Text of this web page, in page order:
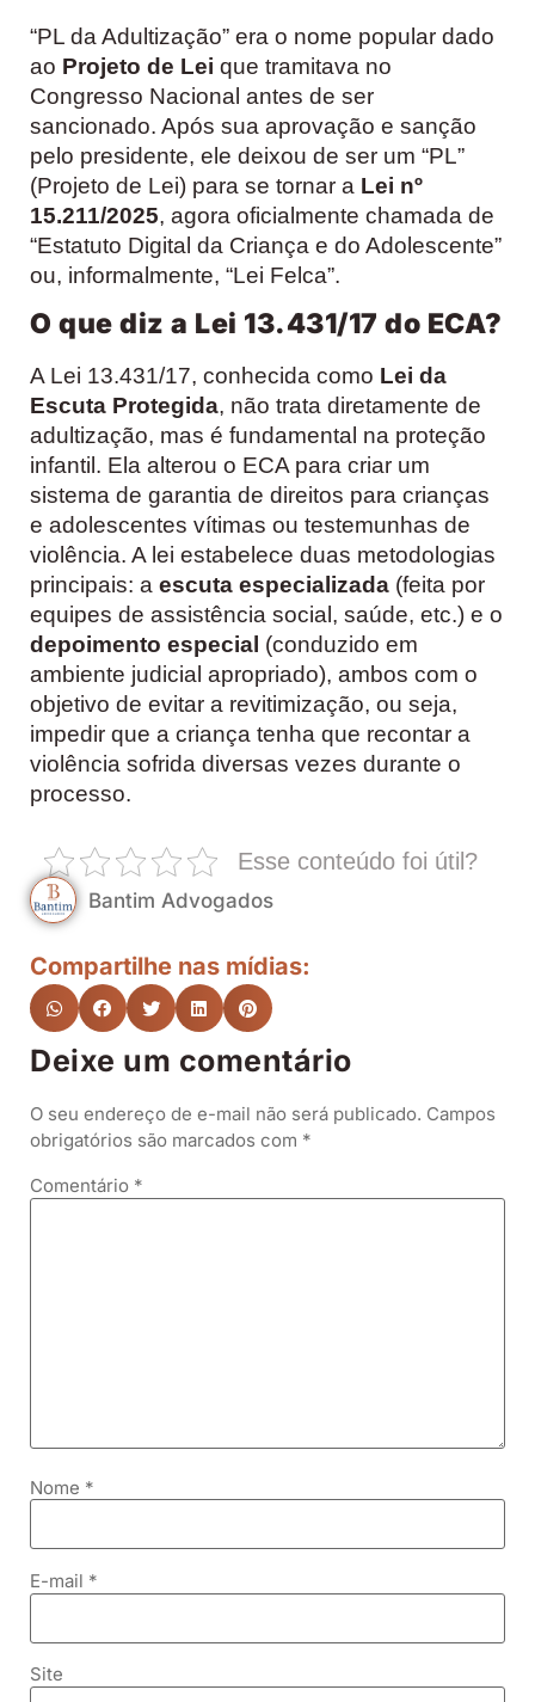
“PL da Adultização” era o nome popular dado
ao Projeto de Lei que tramitava no
Congresso Nacional antes de ser
sancionado. Após sua aprovação e sanção
pelo presidente, ele deixou de ser um “PL”
(Projeto de Lei) para se tornar a Lei nº
15.211/2025, agora oficialmente chamada de
“Estatuto Digital da Criança e do Adolescente”
ou, informalmente, “Lei Felca”.
O que diz a Lei 13.431/17 do ECA?
A Lei 13.431/17, conhecida como Lei da
Escuta Protegida, não trata diretamente de
adultização, mas é fundamental na proteção
infantil. Ela alterou o ECA para criar um
sistema de garantia de direitos para crianças
e adolescentes vítimas ou testemunhas de
violência. A lei estabelece duas metodologias
principais: a escuta especializada (feita por
equipes de assistência social, saúde, etc.) e o
depoimento especial (conduzido em
ambiente judicial apropriado), ambos com o
objetivo de evitar a revitimização, ou seja,
impedir que a criança tenha que recontar a
violência sofrida diversas vezes durante o
processo.
Esse conteúdo foi útil?
Bantim Advogados
Compartilhe nas mídias:
Deixe um comentário
O seu endereço de e-mail não será publicado. Campos
obrigatórios são marcados com *
Comentário *
Nome *
E-mail *
Site